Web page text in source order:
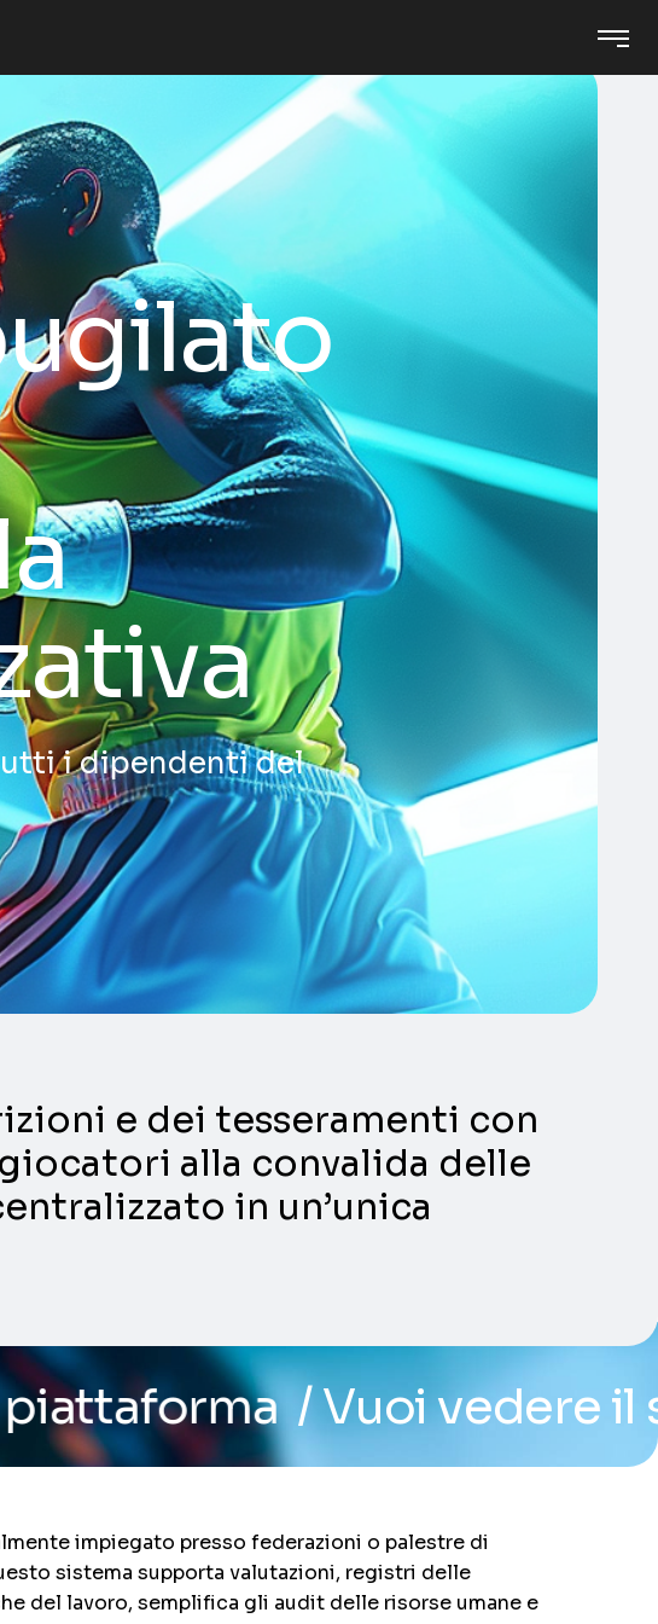
i dipendenti del
e dei tesseramenti con
alla convalida delle
in un’unica
/ Vuoi vedere il sistema?
impiegato presso federazioni o palestre di
sistema supporta valutazioni, registri delle
del lavoro, semplifica gli audit delle risorse umane e